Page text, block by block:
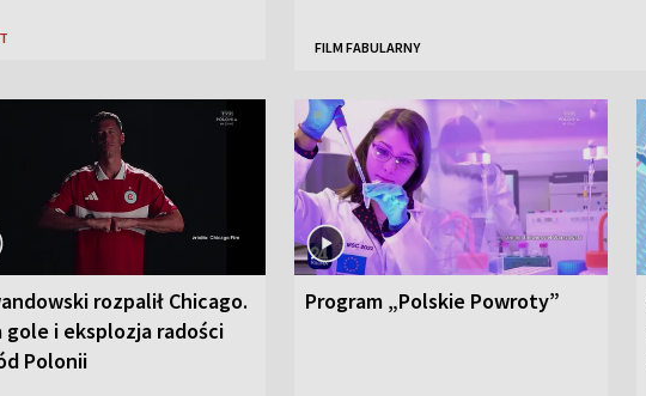
FILM FABULARNY
rozpalił Chicago.
gole i eksplozja radości
Polonii
Program „Polskie Powroty”